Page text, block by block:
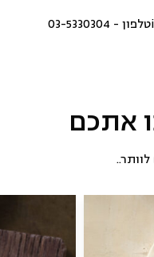
טלפון - 03-5330304
אתכם